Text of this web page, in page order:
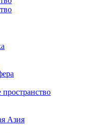
пространство
Азия